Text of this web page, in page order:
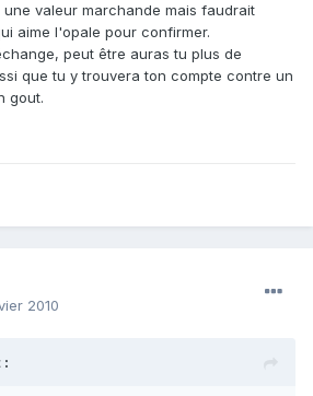
valeur marchande mais faudrait
aime l'opale pour confirmer.
peut être auras tu plus de
que tu y trouvera ton compte contre un
gout.
2010
: